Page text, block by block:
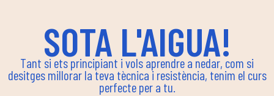
SOTA L'AIGUA!
Tant si ets principiant i vols aprendre a nedar, com si
desitges millorar la teva tècnica i resistència, tenim el curs
perfecte per a tu.